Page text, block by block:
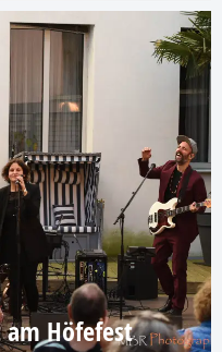
am Höfefest